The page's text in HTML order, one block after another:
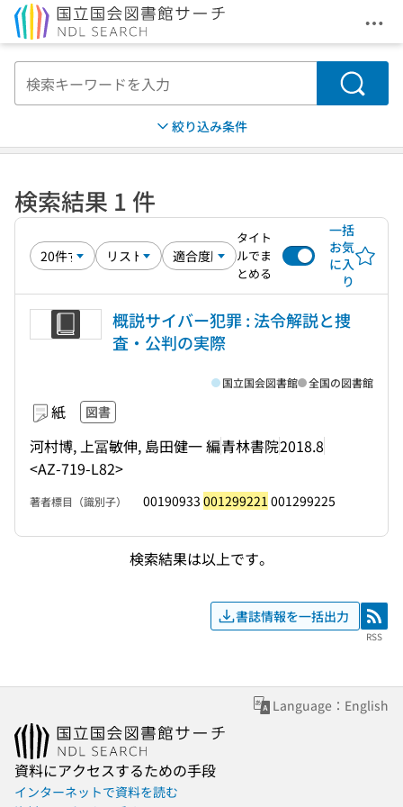
メ
検索
絞り込み条件
検索結果 1 件
タイト
ルでま
とめる
一括
お気
に入
り
概説サイバー犯罪 : 法令解説と捜
査・公判の実際
紙 図書
河村博, 上冨敏伸, 島田健一 編青林書院2018.8
<AZ-719-L82>
国立国会図書館 全国の図書館
著者標目（識別子） 00190933 001299221 001299225
検索結果は以上です。
書誌情報を一括出力 RSS
RSS
Language：English
資料にアクセスするための手段
インターネットで資料を読む